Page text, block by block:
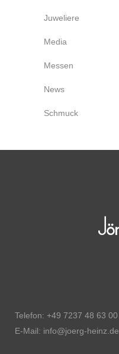
Juweliere
Media
Messen
News
Schmuck
Telefon: +49 7237 48 63 00
E-Mail: info@joerg-heinz.de